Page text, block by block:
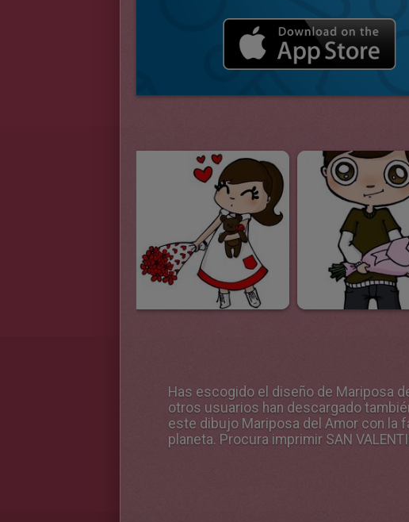
Has escogido el diseño de Mariposa
otros usuarios han descargado
este dibujo Mariposa del Amor con la
planeta. Procura imprimir SAN